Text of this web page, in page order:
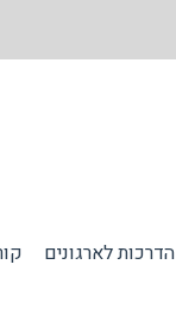
הדרכות לארגונים